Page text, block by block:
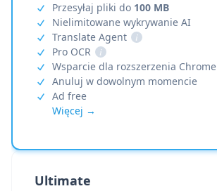
Przesyłaj pliki do 100 MB
Nielimitowane wykrywanie AI
Translate Agent
i
Pro OCR
i
Wsparcie dla rozszerzenia Chrome
Anuluj w dowolnym momencie
Ad free
Więcej →
Ultimate